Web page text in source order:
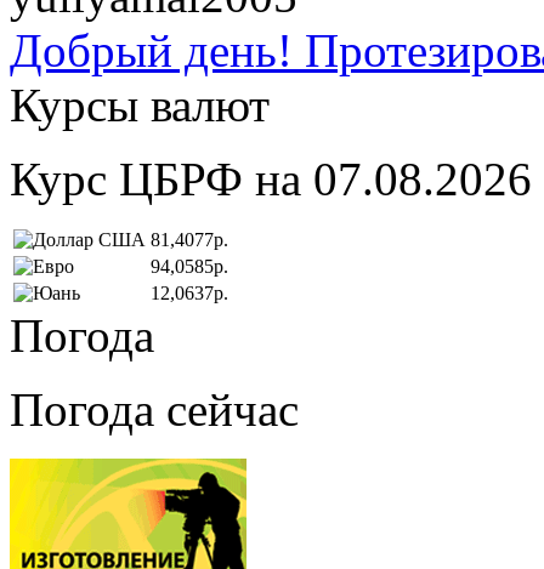
Добрый день!
Курсы валют
Курс ЦБРФ на 07.08.2026
81,4077р.
94,0585р.
12,0637р.
Погода
Погода сейчас